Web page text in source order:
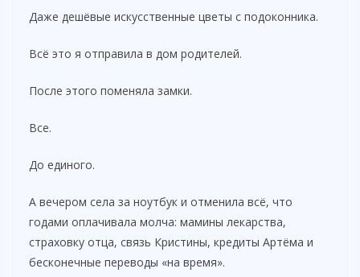
Даже дешёвые искусственные цветы с подоконника.
Всё это я отправила в дом родителей.
После этого поменяла замки.
Все.
До единого.
А вечером села за ноутбук и отменила всё, что
годами оплачивала молча: мамины лекарства,
страховку отца, связь Кристины, кредиты Артёма и
бесконечные переводы «на время».